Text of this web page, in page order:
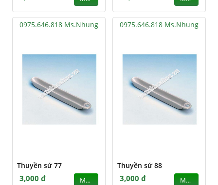
0975.646.818 Ms.Nhung
Thuyền sứ 77
3,000 đ MUA
0975.646.818 Ms.Nhung
Thuyền sứ 88
3,000 đ MUA